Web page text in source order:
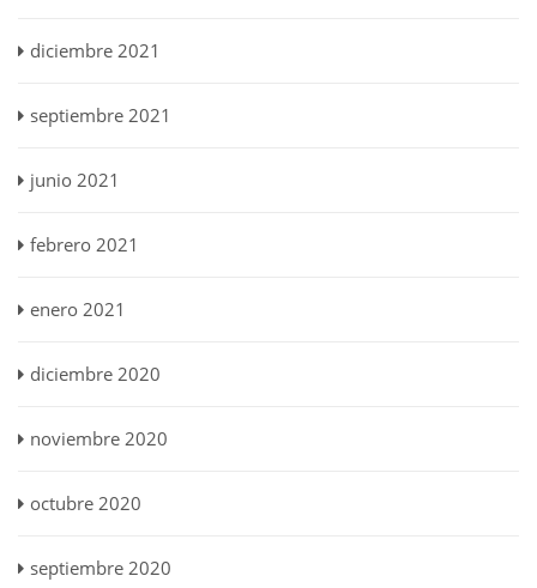
diciembre 2021
septiembre 2021
junio 2021
febrero 2021
enero 2021
diciembre 2020
noviembre 2020
octubre 2020
septiembre 2020